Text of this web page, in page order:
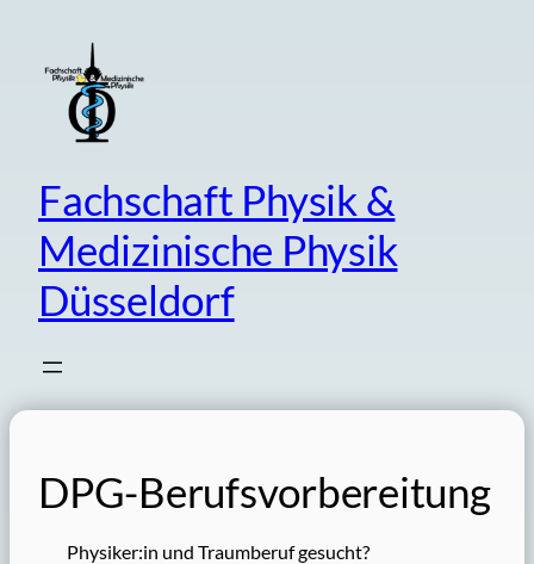
content
Fachschaft Physik &
Medizinische Physik
Düsseldorf
DPG-Berufsvorbereitung
Physiker:in und Traumberuf gesucht?